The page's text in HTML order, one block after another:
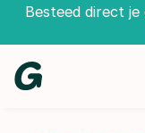
Besteed direct